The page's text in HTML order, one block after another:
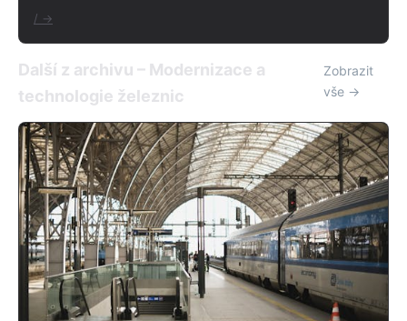
/ →
Další z archivu – Modernizace a
technologie železnic
Zobrazit
vše →